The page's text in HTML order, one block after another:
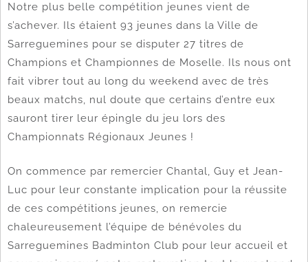
Notre plus belle compétition jeunes vient de
s’achever. Ils étaient 93 jeunes dans la Ville de
Sarreguemines pour se disputer 27 titres de
Champions et Championnes de Moselle. Ils nous ont
fait vibrer tout au long du weekend avec de très
beaux matchs, nul doute que certains d’entre eux
sauront tirer leur épingle du jeu lors des
Championnats Régionaux Jeunes !
On commence par remercier Chantal, Guy et Jean-
Luc pour leur constante implication pour la réussite
de ces compétitions jeunes, on remercie
chaleureusement l’équipe de bénévoles du
Sarreguemines Badminton Club pour leur accueil et